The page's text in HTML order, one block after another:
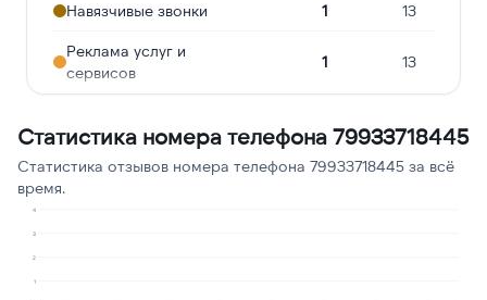
Навязчивые звонки 1 13
Реклама услуг и
сервисов
1 13
Статистика номера телефона 79933718445
Статистика отзывов номера телефона 79933718445 за всё
время.
1
2
3
4